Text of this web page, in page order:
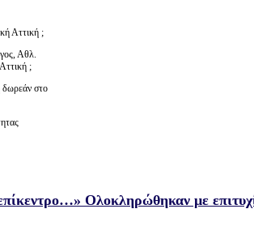
Αττική ;
Αθλ.
;
στο
Ολοκληρώθηκαν με